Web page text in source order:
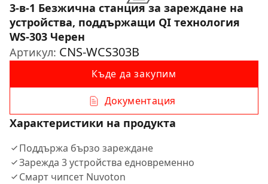
3-в-1 Безжична станция за зареждане на
устройства, поддържащи QI технология
WS-303 Черен
Артикул: CNS-WCS303B
Къде да закупим
Документация
Характеристики на продукта
Поддържа бързо зареждане
Зарежда 3 устройства едновременно
Смарт чипсет Nuvoton